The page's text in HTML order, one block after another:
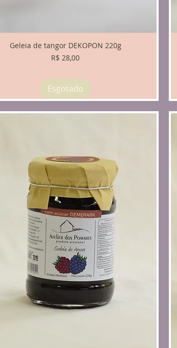
Geleia de tangor DEKOPON 220g
Preço
R$ 28,00
Esgotado